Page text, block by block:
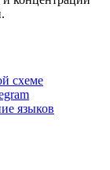
схеме
языков